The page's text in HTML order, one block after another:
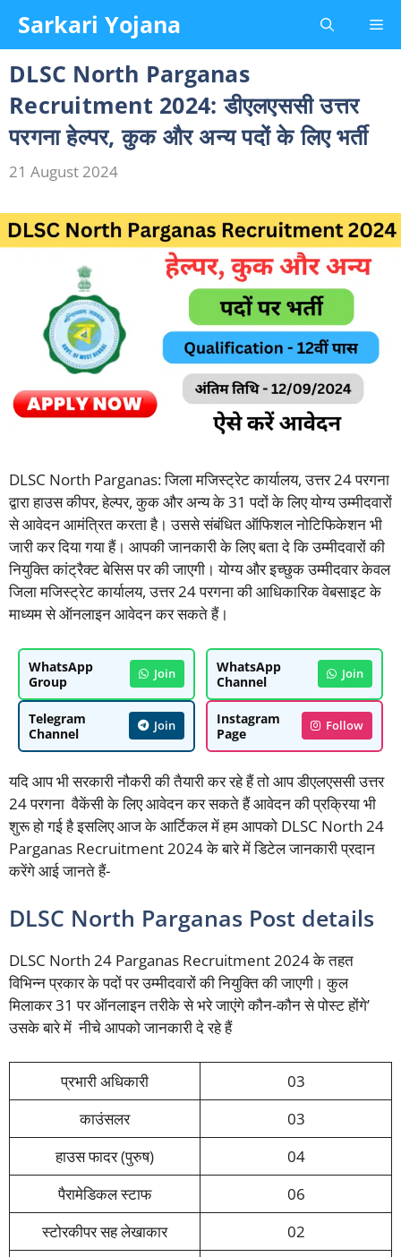
content
Sarkari Yojana
DLSC North Parganas
Recruitment 2024: डीएलएससी उत्तर
परगना हेल्पर, कुक और अन्य पदों के लिए भर्ती
21 August 2024
DLSC North Parganas: जिला मजिस्ट्रेट कार्यालय, उत्तर 24 परगना
द्वारा हाउस कीपर, हेल्पर, कुक और अन्य के 31 पदों के लिए योग्य उम्मीदवारों
से आवेदन आमंत्रित करता है। उससे संबंधित ऑफिशल नोटिफिकेशन भी
जारी कर दिया गया हैं। आपकी जानकारी के लिए बता दे कि उम्मीदवारों की
नियुक्ति कांट्रैक्ट बेसिस पर की जाएगी। योग्य और इच्छुक उम्मीदवार केवल
जिला मजिस्ट्रेट कार्यालय, उत्तर 24 परगना की आधिकारिक वेबसाइट के
माध्यम से ऑनलाइन आवेदन कर सकते हैं।
WhatsApp
Group
Join
WhatsApp
Channel
Join
Telegram
Channel
Join
Instagram
Page
Follow
यदि आप भी सरकारी नौकरी की तैयारी कर रहे हैं तो आप डीएलएससी उत्तर
24 परगना वैकेंसी के लिए आवेदन कर सकते हैं आवेदन की प्रक्रिया भी
शुरू हो गई है इसलिए आज के आर्टिकल में हम आपको DLSC North 24
Parganas Recruitment 2024 के बारे में डिटेल जानकारी प्रदान
करेंगे आई जानते हैं-
DLSC North Parganas Post details
DLSC North 24 Parganas Recruitment 2024 के तहत
विभिन्न प्रकार के पदों पर उम्मीदवारों की नियुक्ति की जाएगी। कुल
मिलाकर 31 पर ऑनलाइन तरीके से भरे जाएंगे कौन-कौन से पोस्ट होंगे’
उसके बारे में नीचे आपको जानकारी दे रहे हैं
प्रभारी अधिकारी
03
काउंसलर
03
हाउस फादर (पुरुष)
04
पैरामेडिकल स्टाफ
06
स्टोरकीपर सह लेखाकार
02